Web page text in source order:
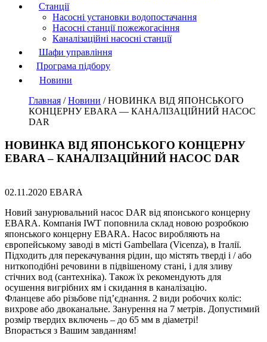
Станції
Насосні установки водопостачання
Насосні станції пожежогасіння
Каналізаційні насосні станції
Шафи управління
Програма підбору
Новини
Главная /Новини /НОВИНКА ВІД ЯПОНСЬКОГО
КОНЦЕРНУ EBARA — КАНАЛІЗАЦІЙНИЙ НАСОС
DAR
НОВИНКА ВІД ЯПОНСЬКОГО КОНЦЕРНУ
EBARA – КАНАЛІЗАЦІЙНИЙ НАСОС DAR
02.11.2020 EBARA
Новий занурювальний насос DAR від японського концерну
EBARA. Компанія IWT поповнила склад новою розробкою
японського концерну EBARA. Насос виробляють на
європейському заводі в місті Gambellara (Vicenza), в Італії.
Підходить для перекачування рідин, що містять тверді і / або
ниткоподібні речовини в підвішеному стані, і для зливу
стічних вод (сантехніка). Також їх рекомендують для
осушення вигрібних ям і скидання в каналізацію.
Фланцеве або різьбове під’єднання. 2 види робочих коліс:
вихрове або двоканальне. Занурення на 7 метрів. Допустимий
розмір твердих включень – до 65 мм в діаметрі!
Впорається з Вашим завданням!